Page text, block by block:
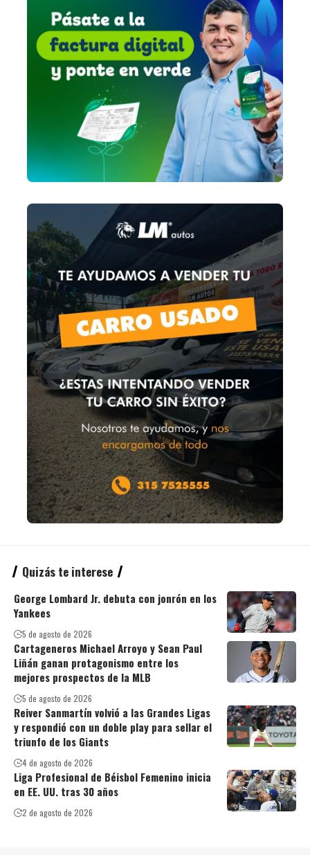
Quizás te interese
George Lombard Jr. debuta con jonrón en los
Yankees
5 de agosto de 2026
Cartageneros Michael Arroyo y Sean Paul
Liñán ganan protagonismo entre los
mejores prospectos de la MLB
5 de agosto de 2026
Reiver Sanmartín volvió a las Grandes Ligas
y respondió con un doble play para sellar el
triunfo de los Giants
4 de agosto de 2026
Liga Profesional de Béisbol Femenino inicia
en EE. UU. tras 30 años
2 de agosto de 2026